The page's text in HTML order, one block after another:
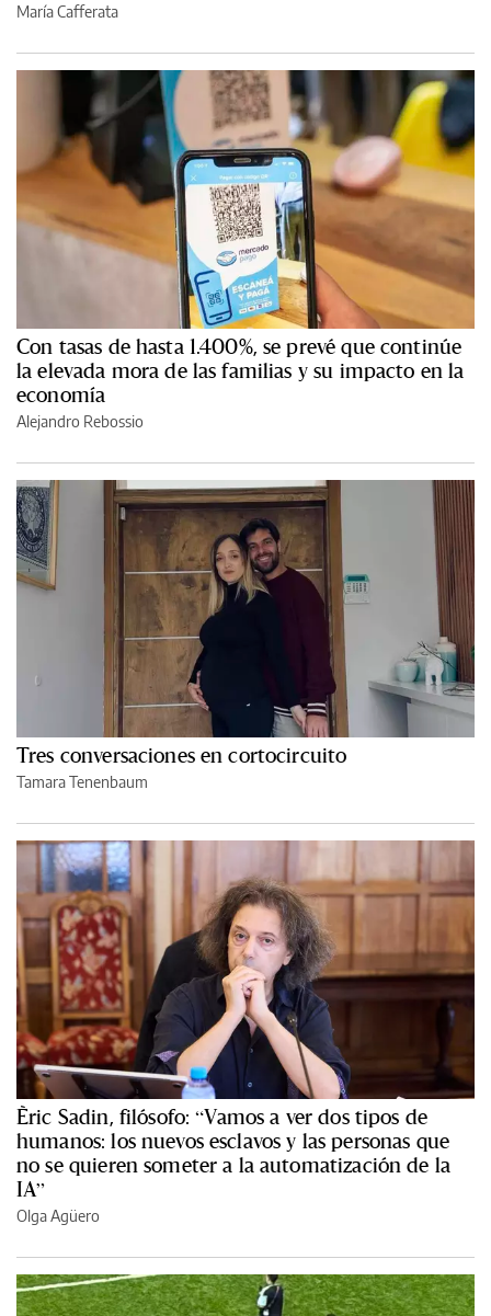
María Cafferata
Con tasas de hasta 1.400%, se prevé que continúe
la elevada mora de las familias y su impacto en la
economía
Alejandro Rebossio
Tres conversaciones en cortocircuito
Tamara Tenenbaum
Èric Sadin, filósofo: “Vamos a ver dos tipos de
humanos: los nuevos esclavos y las personas que
no se quieren someter a la automatización de la
IA”
Olga Agüero